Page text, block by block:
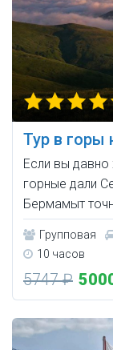
Тур в
Если вы давно
горные дали
Бермамыт
Групповая
10 часов
5747 ₽